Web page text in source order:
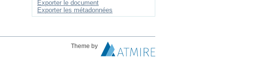
Exporter le document
Exporter les métadonnées
Theme by